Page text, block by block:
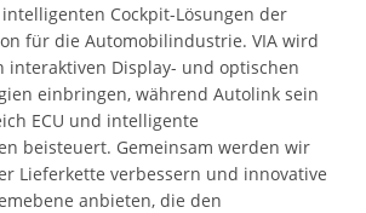
Cockpit-Lösungen der
für die Automobilindustrie. VIA wird
interaktiven Display- und optischen
einbringen, während Autolink sein
ECU und intelligente
beisteuert. Gemeinsam werden wir
Lieferkette verbessern und innovative
anbieten, die den